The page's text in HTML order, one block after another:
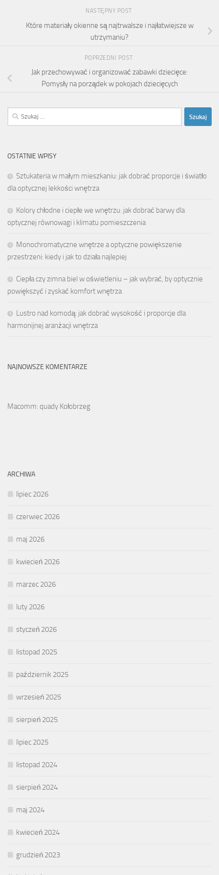
NASTĘPNY POST
Które materiały okienne są najtrwalsze i najłatwiejsze w
utrzymaniu?
POPRZEDNI POST
Jak przechowywać i organizować zabawki dziecięce:
Pomysły na porządek w pokojach dziecięcych
Szukaj:
OSTATNIE WPISY
Sztukateria w małym mieszkaniu: jak dobrać proporcje i światło
dla optycznej lekkości wnętrza
Kolory chłodne i ciepłe we wnętrzu: jak dobrać barwy dla
optycznej równowagi i klimatu pomieszczenia
Monochromatyczne wnętrze a optyczne powiększenie
przestrzeni: kiedy i jak to działa najlepiej
Ciepła czy zimna biel w oświetleniu – jak wybrać, by optycznie
powiększyć i zyskać komfort wnętrza
Lustro nad komodą: jak dobrać wysokość i proporcje dla
harmonijnej aranżacji wnętrza
NAJNOWSZE KOMENTARZE
Macomm: quady Kołobrzeg
ARCHIWA
lipiec 2026
czerwiec 2026
maj 2026
kwiecień 2026
marzec 2026
luty 2026
styczeń 2026
listopad 2025
październik 2025
wrzesień 2025
sierpień 2025
lipiec 2025
listopad 2024
sierpień 2024
maj 2024
kwiecień 2024
grudzień 2023